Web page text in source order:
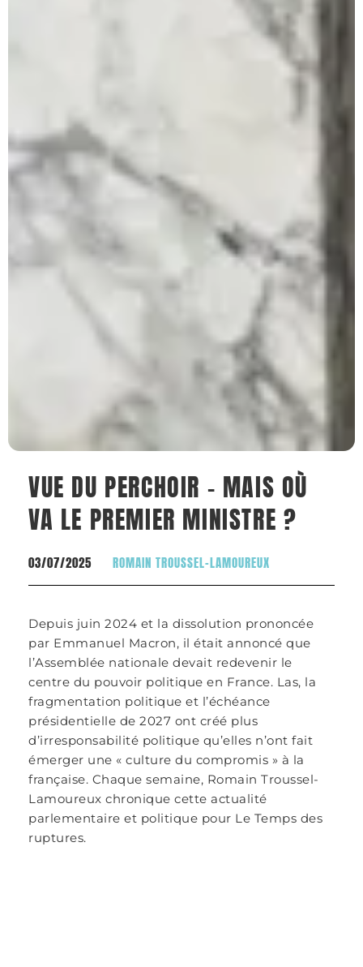
VUE DU PERCHOIR – MAIS OÙ
VA LE PREMIER MINISTRE ?
03/07/2025 ROMAIN TROUSSEL-LAMOUREUX
Depuis juin 2024 et la dissolution prononcée
par Emmanuel Macron, il était annoncé que
l’Assemblée nationale devait redevenir le
centre du pouvoir politique en France. Las, la
fragmentation politique et l’échéance
présidentielle de 2027 ont créé plus
d’irresponsabilité politique qu’elles n’ont fait
émerger une « culture du compromis » à la
française. Chaque semaine, Romain Troussel-
Lamoureux chronique cette actualité
parlementaire et politique pour Le Temps des
ruptures.